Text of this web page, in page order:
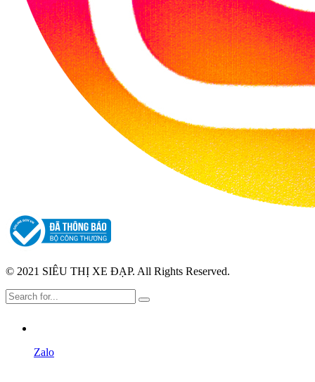
© 2021 SIÊU THỊ XE ĐẠP. All Rights Reserved.
Zalo